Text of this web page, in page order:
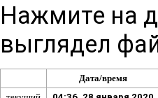
Нажмите на
выглядел
Дата/время